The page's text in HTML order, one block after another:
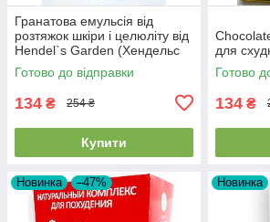
Гранатова емульсія від
розтяжок шкіри і целюліту від
Hendel`s Garden (Хендельс
Гаден)
Готово до відправки
134 ₴ 254 ₴
Купити
для
Готово
134 ₴
Новинка –47% Новинка